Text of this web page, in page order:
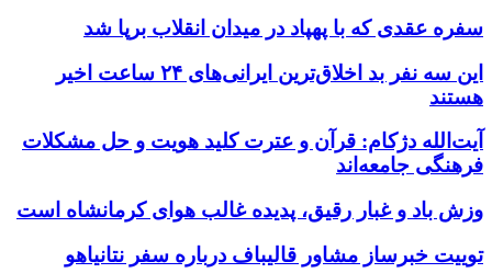
سفره عقدی که با پهپاد در میدان انقلاب برپا شد
این سه نفر بد اخلاق‌ترین ایرانی‌های ۲۴ ساعت اخیر
هستند
آیت‌الله دژکام: قرآن و عترت کلید هویت و حل مشکلات
فرهنگی جامعه‌اند
وزش باد و غبار رقیق، پدیده غالب هوای کرمانشاه است
توییت خبرساز مشاور قالیباف درباره سفر نتانیاهو